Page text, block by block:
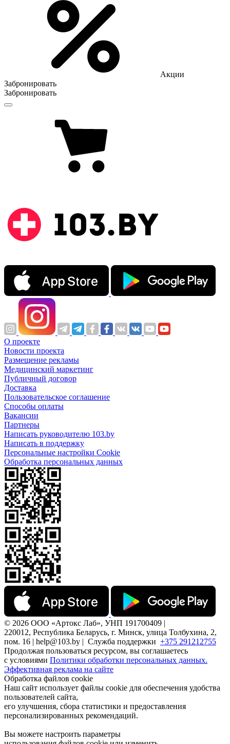
Акции
Забронировать
Забронировать
О проекте
Новости проекта
Размещение рекламы
Медицинский маркетинг
Публичный договор
Доставка
Пользовательское соглашение
Способы оплаты
Вакансии
Партнеры
Написать руководителю 103.by
Написать в поддержку
Персональные настройки Cookie
Обработка персональных данных
© 2026 ООО «Артокс Лаб», УНП 191700409 |
220012, Республика Беларусь, г. Минск, улица Толбухина, 2,
пом. 16 | help@103.by | Служба поддержки +375 291212755
Продолжая пользоваться ресурсом, вы соглашаетесь
с условиями Политики обработки персональных данных.
Эффективная реклама на сайте
Обработка файлов cookie
Наш сайт использует файлы cookie для обеспечения удобства
пользователей сайта,
его улучшения, сбора статистики и предоставления
персонализированных рекомендаций.
Вы можете настроить параметры